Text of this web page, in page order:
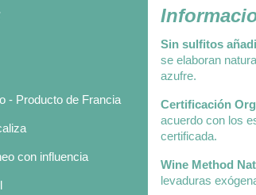
- Producto de Francia
con influencia
Sin sulfitos
se elaboran
azufre.
Certificación
acuerdo con los
certificada.
Wine Method
levaduras